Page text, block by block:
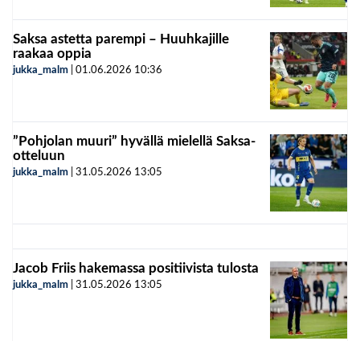
Saksa astetta parempi – Huuhkajille
raakaa oppia
jukka_malm 01.06.2026 10:36
”Pohjolan muuri” hyvällä mielellä Saksa-
otteluun
jukka_malm 31.05.2026 13:05
Jacob Friis hakemassa positiivista tulosta
jukka_malm 31.05.2026 13:05